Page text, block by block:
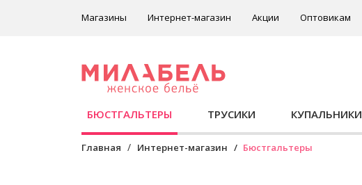
Магазины Интернет-магазин Акции Оптовикам
БЮСТГАЛЬТЕРЫ ТРУСИКИ КУПАЛЬНИКИ
Главная Интернет-магазин Бюстгальтеры